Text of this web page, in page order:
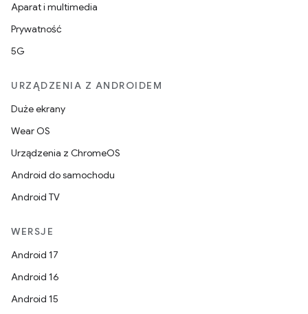
Aparat i multimedia
Prywatność
5G
URZĄDZENIA Z ANDROIDEM
Duże ekrany
Wear OS
Urządzenia z ChromeOS
Android do samochodu
Android TV
WERSJE
Android 17
Android 16
Android 15